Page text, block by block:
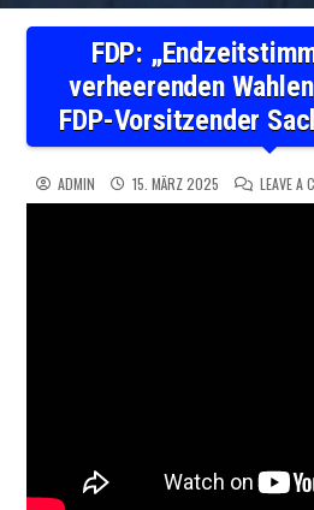
FDP:
verheerenden
FDP-Vorsitzender
ADMIN 15. MÄRZ 2025 LEAVE A